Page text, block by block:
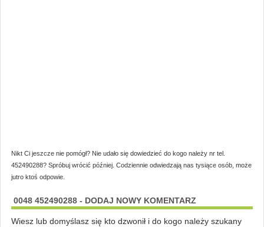
Nikt Ci jeszcze nie pomógł? Nie udało się dowiedzieć do kogo należy nr tel.
452490288? Spróbuj wrócić później. Codziennie odwiedzają nas tysiące osób, może
jutro ktoś odpowie.
0048 452490288 - DODAJ NOWY KOMENTARZ
Wiesz lub domyślasz się kto dzwonił i do kogo należy szukany